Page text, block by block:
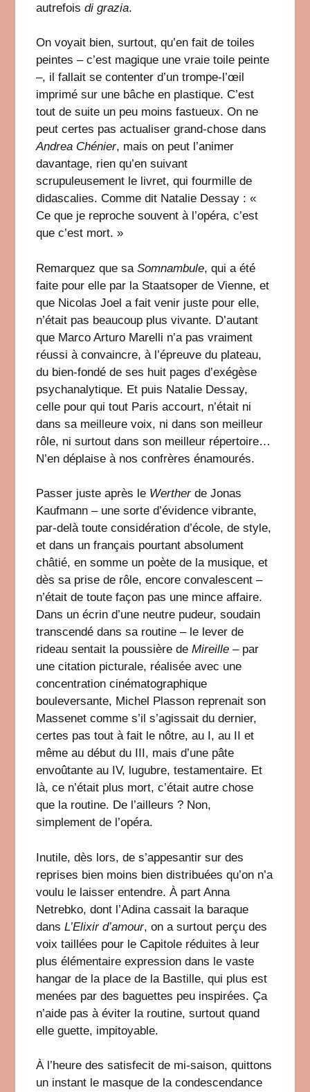
autrefoisdi grazia.
On voyait bien, surtout, qu’en fait de toiles
peintes – c’est magique une vraie toile peinte
–, il fallait se contenter d’un trompe-l’œil
imprimé sur une bâche en plastique. C’est
tout de suite un peu moins fastueux. On ne
peut certes pas actualiser grand-chose dans
Andrea Chénier, mais on peut l’animer
davantage, rien qu’en suivant
scrupuleusement le livret, qui fourmille de
didascalies. Comme dit Natalie Dessay : «
Ce que je reproche souvent à l’opéra, c’est
que c’est mort. »
Remarquez que saSomnambule, qui a été
faite pour elle par la Staatsoper de Vienne, et
que Nicolas Joel a fait venir juste pour elle,
n’était pas beaucoup plus vivante. D’autant
que Marco Arturo Marelli n’a pas vraiment
réussi à convaincre, à l’épreuve du plateau,
du bien-fondé de ses huit pages d’exégèse
psychanalytique. Et puis Natalie Dessay,
celle pour qui tout Paris accourt, n’était ni
dans sa meilleure voix, ni dans son meilleur
rôle, ni surtout dans son meilleur répertoire…
N’en déplaise à nos confrères énamourés.
Passer juste après le Wertherde Jonas
Kaufmann – une sorte d’évidence vibrante,
par-delà toute considération d’école, de style,
et dans un français pourtant absolument
châtié, en somme un poète de la musique, et
dès sa prise de rôle, encore convalescent –
n’était de toute façon pas une mince affaire.
Dans un écrin d’une neutre pudeur, soudain
transcendé dans sa routine – le lever de
rideau sentait la poussière deMireille – par
une citation picturale, réalisée avec une
concentration cinématographique
bouleversante, Michel Plasson reprenait son
Massenet comme s’il s’agissait du dernier,
certes pas tout à fait le nôtre, au I, au II et
même au début du III, mais d’une pâte
envoûtante au IV, lugubre, testamentaire. Et
là, ce n’était plus mort, c’était autre chose
que la routine. De l’ailleurs ? Non,
simplement de l’opéra.
Inutile, dès lors, de s’appesantir sur des
reprises bien moins bien distribuées qu’on n’a
voulu le laisser entendre. À part Anna
Netrebko, dont l’Adina cassait la baraque
dansL’Elixir d’amour, on a surtout perçu des
voix taillées pour le Capitole réduites à leur
plus élémentaire expression dans le vaste
hangar de la place de la Bastille, qui plus est
menées par des baguettes peu inspirées. Ça
n’aide pas à éviter la routine, surtout quand
elle guette, impitoyable.
À l’heure des satisfecit de mi-saison, quittons
un instant le masque de la condescendance